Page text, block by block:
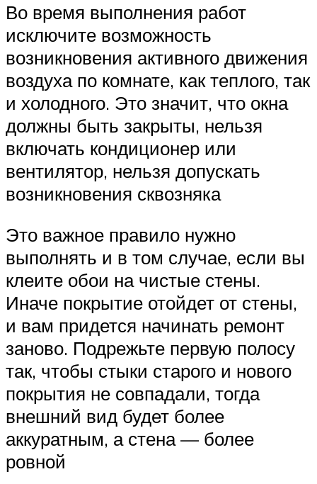
Во время выполнения работ
исключите возможность
возникновения активного движения
воздуха по комнате, как теплого, так
и холодного. Это значит, что окна
должны быть закрыты, нельзя
включать кондиционер или
вентилятор, нельзя допускать
возникновения сквозняка
Это важное правило нужно
выполнять и в том случае, если вы
клеите обои на чистые стены.
Иначе покрытие отойдет от стены,
и вам придется начинать ремонт
заново. Подрежьте первую полосу
так, чтобы стыки старого и нового
покрытия не совпадали, тогда
внешний вид будет более
аккуратным, а стена — более
ровной